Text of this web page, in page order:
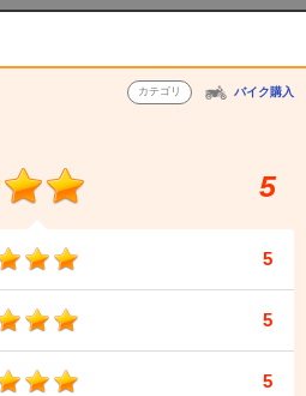
カテゴリ バイク購入
5
5
5
5